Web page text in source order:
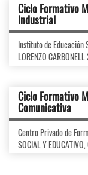
Ciclo Formativo
Industrial
Instituto de Educación
LORENZO
Ciclo Formativo
Comunicativa
Centro Privado de
SOCIAL Y